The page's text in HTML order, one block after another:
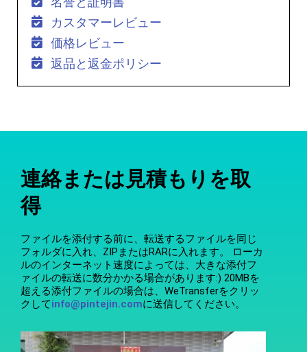
カスタマーレビュー
価格レビュー
返品と返金ポリシー
連絡または見積もりを取
得
ファイルを添付する前に、転送するファイルを同じ
フォルダに入れ、ZIPまたはRARに入れます。 ローカ
ルのインターネット速度によっては、大きな添付フ
ァイルの転送に数分かかる場合があります:) 20MBを
超える添付ファイルの場合は、WeTransferをクリッ
クしてinfo@pintejin.comに送信してください。